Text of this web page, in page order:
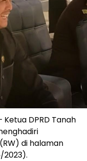
Ketua DPRD Tanah
di halaman
2023).